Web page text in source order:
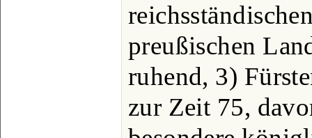
preußischen
ruhend, 3)
zur Zeit 75,